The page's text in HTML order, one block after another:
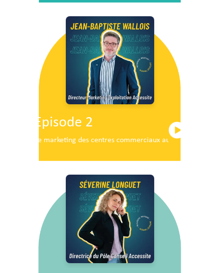
Episode 2
Le marketing des centres commerciaux au service du